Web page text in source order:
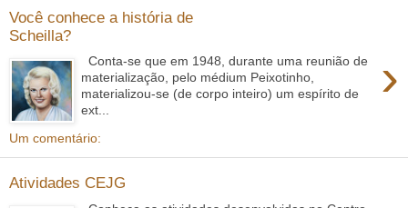
Você conhece a história de
Scheilla?
›
Conta-se que em 1948, durante uma reunião de
materialização, pelo médium Peixotinho,
materializou-se (de corpo inteiro) um espírito de
ext...
Um comentário:
Atividades CEJG